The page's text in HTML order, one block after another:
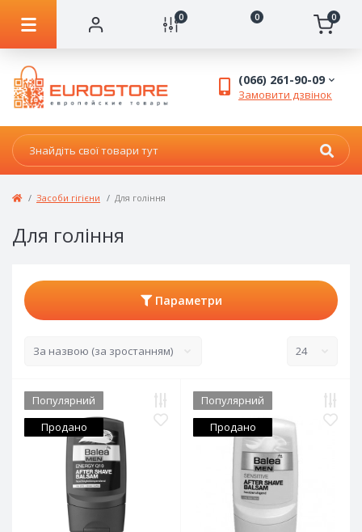
0 0 0
(066) 261-90-09
Замовити дзвінок
Засоби гігієни Для гоління
Для гоління
Параметри
Популярний
Продано
Популярний
Продано